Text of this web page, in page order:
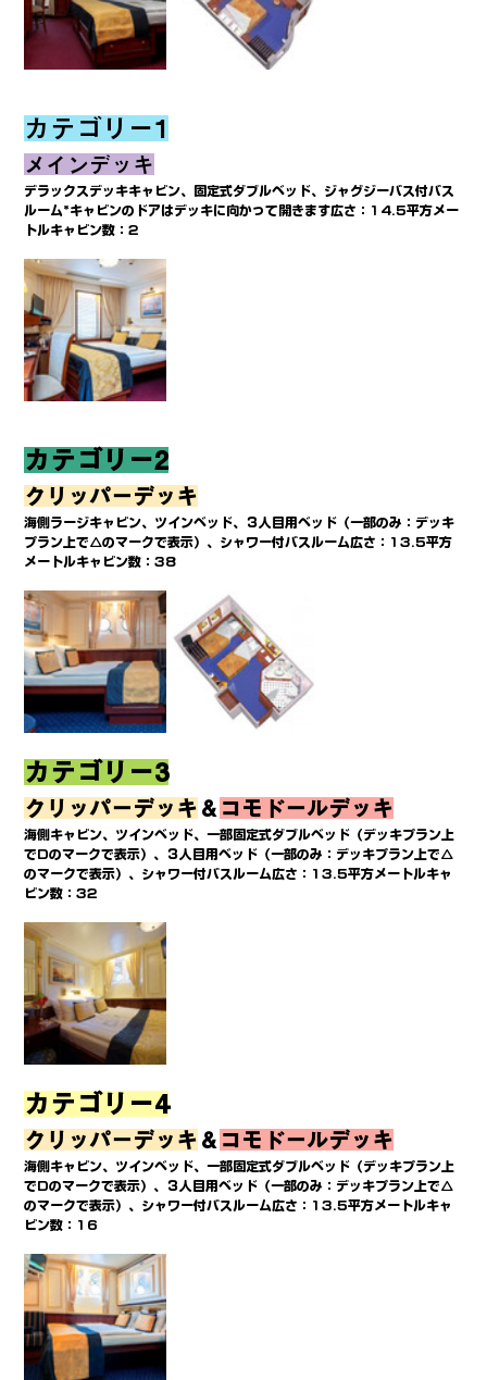
カテゴリー1
メインデッキ
デラックスデッキキャビン、固定式ダブルベッド、ジャグジーバス付バス
ルーム*キャビンのドアはデッキに向かって開きます広さ：14.5平方メー
トルキャビン数：2
カテゴリー2
クリッパーデッキ
海側ラージキャビン、ツインベッド、３人目用ベッド（一部のみ：デッキ
プラン上で△のマークで表示）、シャワー付バスルーム広さ：13.5平方
メートルキャビン数：38
カテゴリー3
クリッパーデッキ ＆ コモドールデッキ
海側キャビン、ツインベッド、一部固定式ダブルベッド（デッキプラン上
でDのマークで表示）、３人目用ベッド（一部のみ：デッキプラン上で△
のマークで表示）、シャワー付バスルーム広さ：13.5平方メートルキャ
ビン数：32
カテゴリー4
クリッパーデッキ ＆ コモドールデッキ
海側キャビン、ツインベッド、一部固定式ダブルベッド（デッキプラン上
でDのマークで表示）、３人目用ベッド（一部のみ：デッキプラン上で△
のマークで表示）、シャワー付バスルーム広さ：13.5平方メートルキャ
ビン数：16